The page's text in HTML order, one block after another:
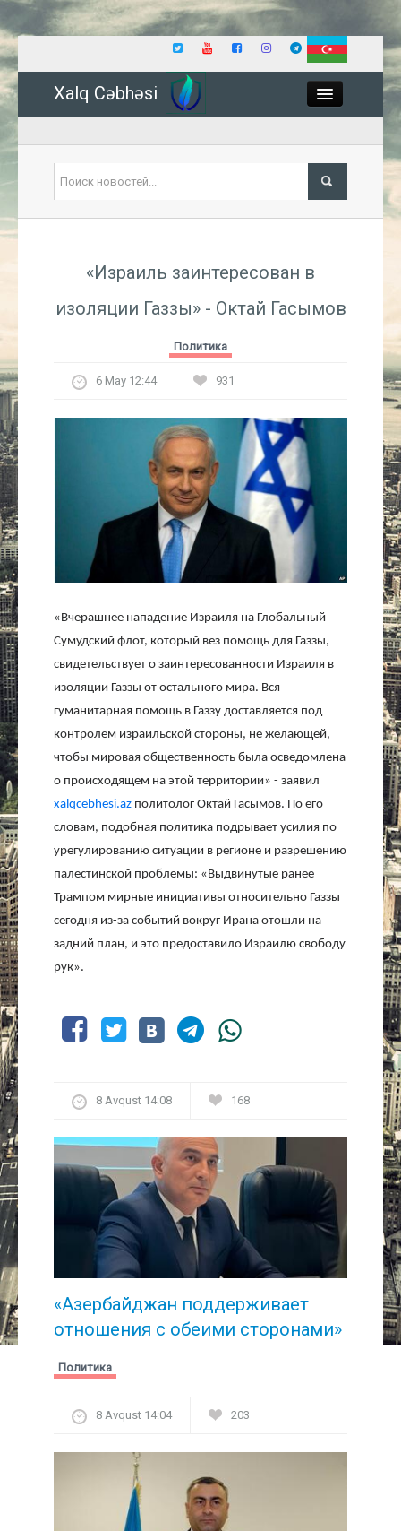
Xalq Cəbhəsi
Экономика
Культура
Интервью
Виды спорта
Проект
Актуально
«Израиль заинтересован в
изоляции Газзы» - Октай Гасымов
Политика
6 May 12:44 931
«Вчерашнее нападение Израиля на Глобальный
Сумудский флот, который вез помощь для Газзы,
свидетельствует о заинтересованности Израиля в
изоляции Газзы от остального мира. Вся
гуманитарная помощь в Газзу доставляется под
контролем израильской стороны, не желающей,
чтобы мировая общественность была осведомлена
о происходящем на этой территории» - заявил
xalqcebhesi.az политолог Октай Гасымов. По его
словам, подобная политика подрывает усилия по
урегулированию ситуации в регионе и разрешению
палестинской проблемы: «Выдвинутые ранее
Трампом мирные инициативы относительно Газзы
сегодня из-за событий вокруг Ирана отошли на
задний план, и это предоставило Израилю свободу
рук».
8 Avqust 14:08 168
«Азербайджан поддерживает
отношения с обеими сторонами»
Политика
8 Avqust 14:04 203